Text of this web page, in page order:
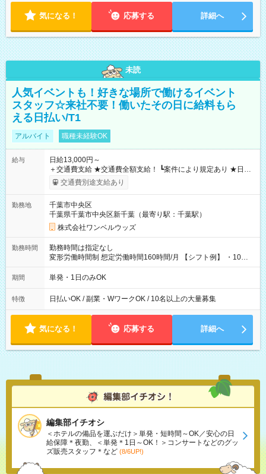
気になる！ 応募する 詳細へ
未読
人気イベントも！好きな場所で働けるイベント
スタッフ☆来社不要！働いたその日に給料もら
える日払い/T1
アルバイト 職種未経験OK
給与
日給13,000円～
＋交通費支給 ★交通費全額支給！ ┗案件により規定あり ★日払
いOK！（規定あり） ┗働いたその日に現金GET♪ お仕事後はコ
ンビニATMから 日払い分を引き落とせます！ 【試用期間】試
交通費別途支給あり
勤務地
千葉市中央区
千葉県千葉市中央区新千葉（最寄り駅：千葉駅）
株式会社ワンベルウッズ
勤務時間
勤務時間は指定なし
変形労働時間制 想定労働時間160時間/月 【シフト例】 ・10：
00～20：00
期間 単発・1日のみOK
特徴 日払いOK / 副業・WワークOK / 10名以上の大量募集
気になる！ 応募する 詳細へ
編集部イチオシ
＜ホテルの備品を運ぶだけ＞単発・短時間～OK／安心の日
給保障＊夜勤、＜単発＊1日～OK！＞コンサートなどのグッ
ズ販売スタッフ＊など (8/6UP!)